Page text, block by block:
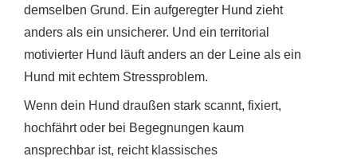
demselben Grund. Ein aufgeregter Hund zieht
anders als ein unsicherer. Und ein territorial
motivierter Hund läuft anders an der Leine als ein
Hund mit echtem Stressproblem.
Wenn dein Hund draußen stark scannt, fixiert,
hochfährt oder bei Begegnungen kaum
ansprechbar ist, reicht klassisches